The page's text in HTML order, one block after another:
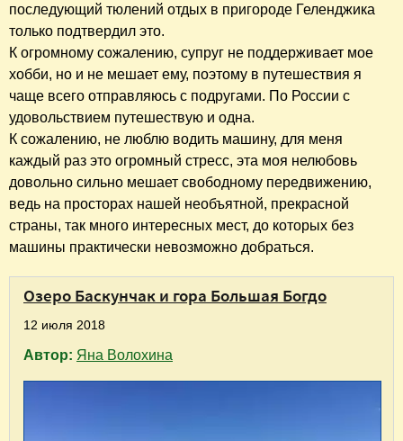
последующий тюлений отдых в пригороде Геленджика
только подтвердил это.
К огромному сожалению, супруг не поддерживает мое
хобби, но и не мешает ему, поэтому в путешествия я
чаще всего отправляюсь с подругами. По России с
удовольствием путешествую и одна.
К сожалению, не люблю водить машину, для меня
каждый раз это огромный стресс, эта моя нелюбовь
довольно сильно мешает свободному передвижению,
ведь на просторах нашей необъятной, прекрасной
страны, так много интересных мест, до которых без
машины практически невозможно добраться.
Озеро Баскунчак и гора Большая Богдо
12 июля 2018
Автор: Яна Волохина